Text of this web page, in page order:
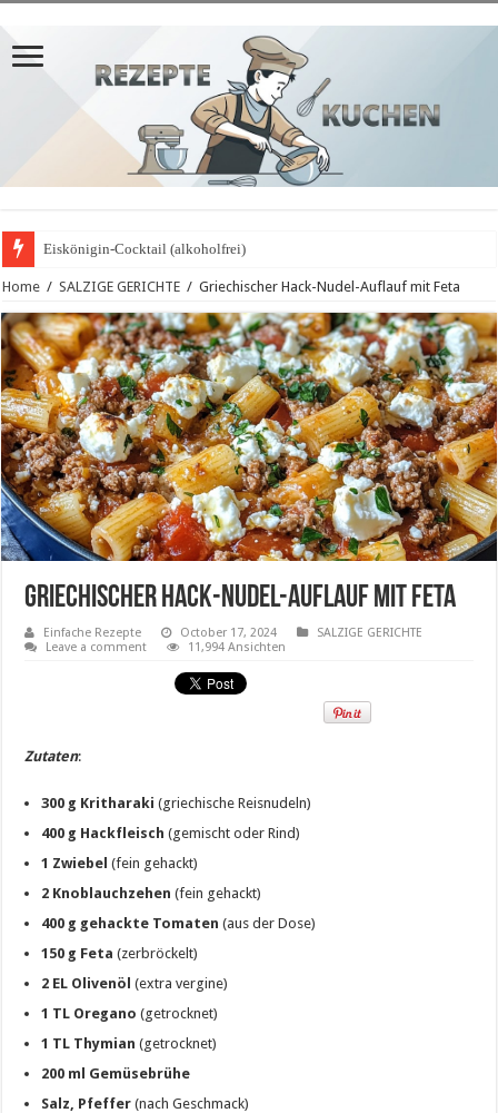
Eiskönigin-Cocktail (alkoholfrei)
Home / SALZIGE GERICHTE / Griechischer Hack-Nudel-Auflauf mit Feta
Griechischer Hack-Nudel-Auflauf mit Feta
Einfache Rezepte October 17, 2024
SALZIGE GERICHTE
Leave a comment
11,994 Ansichten
Zutaten:
300 g Kritharaki (griechische Reisnudeln)
400 g Hackfleisch (gemischt oder Rind)
1 Zwiebel (fein gehackt)
2 Knoblauchzehen (fein gehackt)
400 g gehackte Tomaten (aus der Dose)
150 g Feta (zerbröckelt)
2 EL Olivenöl (extra vergine)
1 TL Oregano (getrocknet)
1 TL Thymian (getrocknet)
200 ml Gemüsebrühe
Salz, Pfeffer (nach Geschmack)